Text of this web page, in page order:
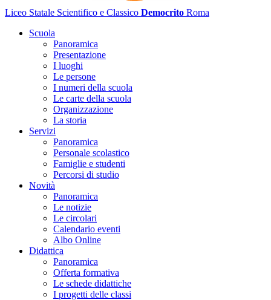
Liceo Statale Scientifico e Classico Democrito Roma
Scuola
Panoramica
Presentazione
I luoghi
Le persone
I numeri della scuola
Le carte della scuola
Organizzazione
La storia
Servizi
Panoramica
Personale scolastico
Famiglie e studenti
Percorsi di studio
Novità
Panoramica
Le notizie
Le circolari
Calendario eventi
Albo Online
Didattica
Panoramica
Offerta formativa
Le schede didattiche
I progetti delle classi